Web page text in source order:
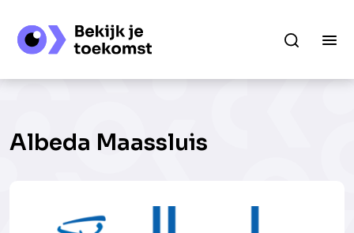
Albeda Maassluis